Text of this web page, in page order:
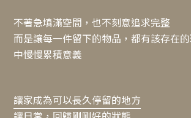
不著急填滿空間，也不刻意追求完整
而是讓每一件留下的物品，都有該存在
中慢慢累積意義
讓家成為可以長久停留的地方